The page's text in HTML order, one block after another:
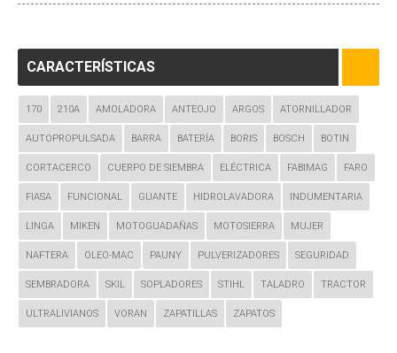
CARACTERÍSTICAS
170 210A AMOLADORA ANTEOJO ARGOS ATORNILLADOR
AUTOPROPULSADA BARRA BATERÍA BORIS BOSCH BOTIN
CORTACERCO CUERPO DE SIEMBRA ELÉCTRICA FABIMAG FARO
FIASA FUNCIONAL GUANTE HIDROLAVADORA INDUMENTARIA
LINGA MIKEN MOTOGUADAÑAS MOTOSIERRA MUJER
NAFTERA OLEO-MAC PAUNY PULVERIZADORES SEGURIDAD
SEMBRADORA SKIL SOPLADORES STIHL TALADRO TRACTOR
ULTRALIVIANOS VORAN ZAPATILLAS ZAPATOS